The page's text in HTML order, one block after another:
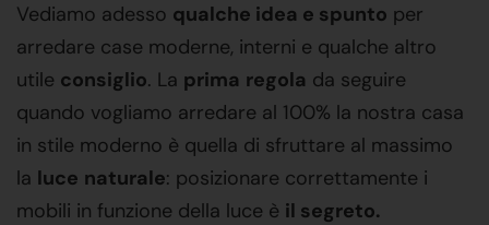
Vediamo adesso qualche idea e spunto per
arredare case moderne, interni e qualche altro
utile consiglio. La prima regola da seguire
quando vogliamo arredare al 100% la nostra casa
in stile moderno è quella di sfruttare al massimo
la luce naturale: posizionare correttamente i
mobili in funzione della luce è il segreto.